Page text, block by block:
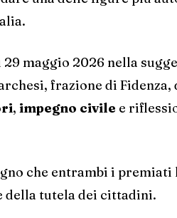
maggio 2026 nella
frazione di Fidenza,
, impegno civile e
che entrambi i
della tutela dei cittadini.